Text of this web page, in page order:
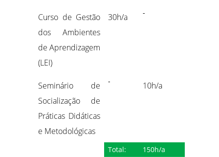
Curso de Gestão
dos Ambientes
de Aprendizagem
(LEI)
30h/a -
Seminário de
Socialização de
Práticas Didáticas
e Metodológicas
- 10h/a
Total: 150h/a